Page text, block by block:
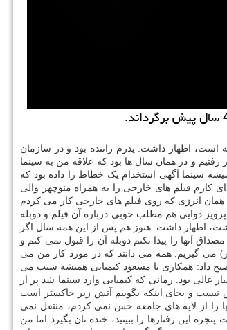
است، اظهار داشت: پدرم راننده بود و در سازمان
و در همان سال ها بود که علاقه من به سینما
سینما آگهی استخدام یک خطاط را داده بود که
در ابتدای کارم فیلم های خارجی را به همراه منوچهر والی
سایه اوج دوبله شروع شد و با همان انرژی که روی فیلم های خارجی کار می کردم
دوایی هم مطلب خوبی درباره آن فیلم و دوبله
با اشاره به اینکه از روز و ساعتی که وارد کار دوبله شدم تا زمانیکه نخستین فیلم را بعنوان مدیر دوبلاژ به من سپردند ۸ سال گذشت، اظهار داشت: هنوز هم پس از این همه سال اگر
را باید بشناسم و تا زمانیکه مصداق آنها را پیدا نکنم دوبله آن را قبول نمی کنم و
بدین شکل است که برای هر کدام از شخصیت ها صدا و گویش انتخاب می کنم و ثمره آنرا در همان اتاق کار بین همان آدم هایی که حضور دارند (۲۰، ۳۰ نفر) می گیریم. همه می دانند که در مورد کار من می
داد: همکاری با مسعود کیمیایی همیشه سبب می
عالی بود. زمانی که کیمیایی وارد سینما شد پر از
نشانه تمام شدنش نیست و بجای اینکه بگوییم آتش زیر خاکستر است
را از لایه های جامعه حس نمی کردم، منتقل نمی
این رفتارها را ببینید، خنده تان بگیرد اما من